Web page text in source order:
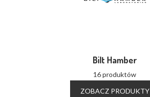
Bilt Hamber
16 produktów
ZOBACZ PRODUKTY